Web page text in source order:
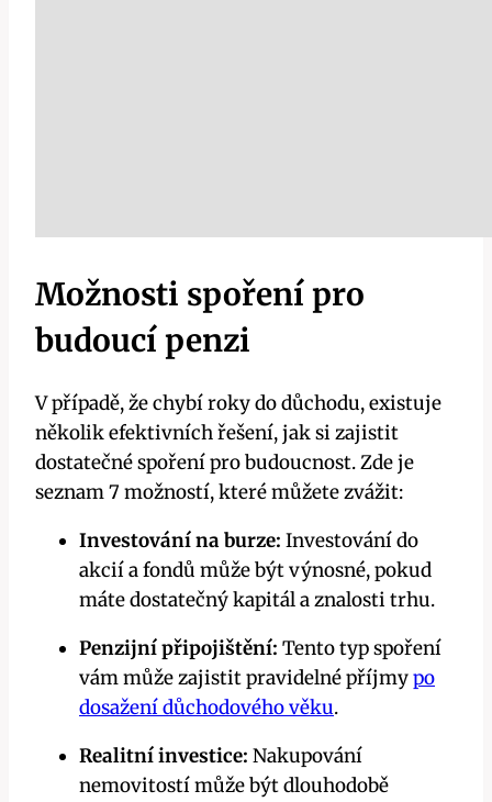
Možnosti spoření pro
budoucí penzi
V případě, že chybí roky do důchodu, existuje
několik efektivních řešení, jak si zajistit
dostatečné spoření pro budoucnost. Zde je
seznam 7 možností, které můžete zvážit:
Investování na burze: Investování do
akcií a fondů může být výnosné, pokud
máte dostatečný kapitál a znalosti trhu.
Penzijní připojištění: Tento typ spoření
vám může zajistit pravidelné příjmypo
dosažení důchodového věku.
Realitní investice: Nakupování
nemovitostí může být dlouhodobě